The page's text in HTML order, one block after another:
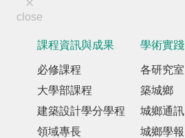
close
課程資訊與成果
必修課程
大學部課程
建築設計學分學程
領域專長
學術實踐
各研究室
築城鄉
城鄉通訊
城鄉學報